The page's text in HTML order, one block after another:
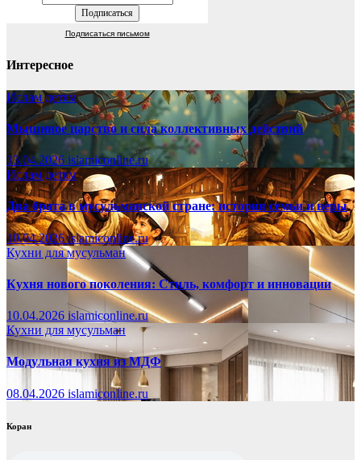
Подписаться письмом
Интересное
Ислам детям
Мышиное царство и сила коллективных действий
13.04.2026 islamiconline.ru
Ислам детям
Два брата в мусульманской стране: история семьи и веры
10.04.2026islamiconline.ru
Кухни для мусульман
Кухня нового поколения: Стиль, комфорт и инновации
10.04.2026 islamiconline.ru
Кухни для мусульман
Модульная кухня из МДФ
08.04.2026 islamiconline.ru
Коран